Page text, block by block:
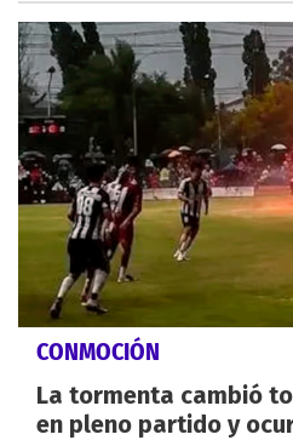
CONMOCIÓN
La tormenta cambió
en pleno partido y